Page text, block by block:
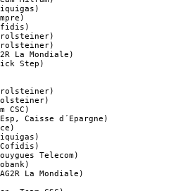
Liquigas)
Lampre)
Cofidis)
Gerolsteiner)
Gerolsteiner)
La Mondiale)
Quick Step)
CSC)
Caisse d´Epargne)
Telecom)
AG2R La Mondiale)